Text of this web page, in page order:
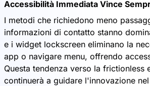
Accessibilità Immediata Vince
I metodi che richiedono meno
informazioni di contatto stanno
e i widget lockscreen eliminano la
app o navigare menu, offrendo
Questa tendenza verso la frictionless
continuerà a guidare l'innovazione